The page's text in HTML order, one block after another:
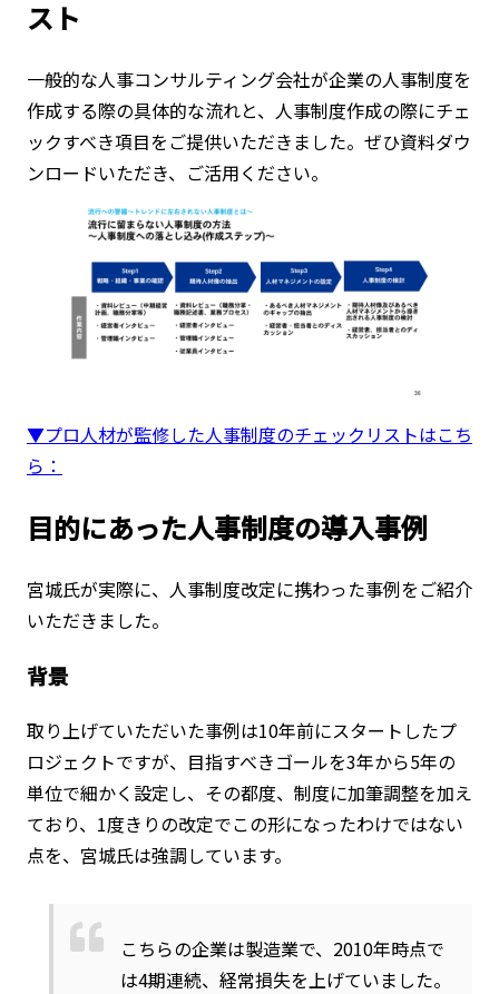
スト
一般的な人事コンサルティング会社が企業の人事制度を
作成する際の具体的な流れと、人事制度作成の際にチェ
ックすべき項目をご提供いただきました。ぜひ資料ダウ
ンロードいただき、ご活用ください。
▼プロ人材が監修した人事制度のチェックリストはこち
ら：
目的にあった人事制度の導入事例
宮城氏が実際に、人事制度改定に携わった事例をご紹介
いただきました。
背景
取り上げていただいた事例は10年前にスタートしたプ
ロジェクトですが、目指すべきゴールを3年から5年の
単位で細かく設定し、その都度、制度に加筆調整を加え
ており、1度きりの改定でこの形になったわけではない
点を、宮城氏は強調しています。
こちらの企業は製造業で、2010年時点で
は4期連続、経常損失を上げていました。